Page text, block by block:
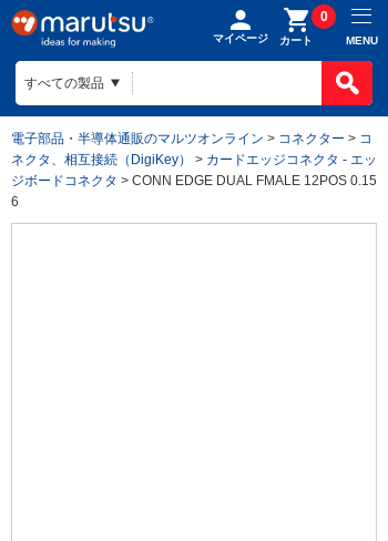
マイページ カート
0
MENU
電子部品・半導体通販のマルツオンライン > コネクター > コ
ネクタ、相互接続（DigiKey）
> カードエッジコネクタ - エッ
ジボードコネクタ > CONN EDGE DUAL FMALE 12POS 0.15
6